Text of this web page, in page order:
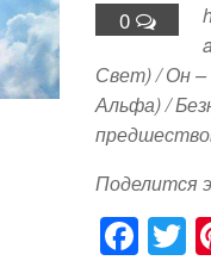
0
Свет) / Он
Альфа) /
Поделится
F T